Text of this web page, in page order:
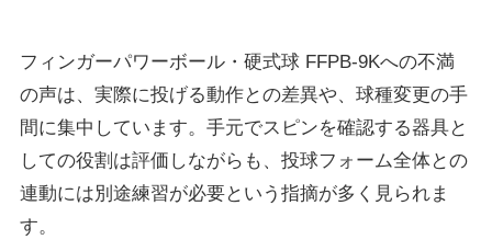
フィンガーパワーボール・硬式球 FFPB-9Kへの不満
の声は、実際に投げる動作との差異や、球種変更の手
間に集中しています。手元でスピンを確認する器具と
しての役割は評価しながらも、投球フォーム全体との
連動には別途練習が必要という指摘が多く見られま
す。